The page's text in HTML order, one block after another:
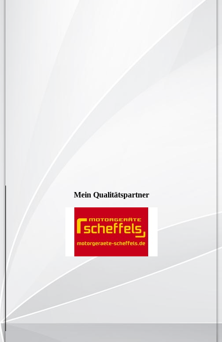
Mein Qualitätspartner